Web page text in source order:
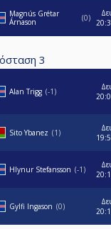
Magnús Grétar
Árnason
0
3
Alan Trigg -1
Sito Ybanez 1
Hlynur Stefansson -1
Gylfi Ingason 0